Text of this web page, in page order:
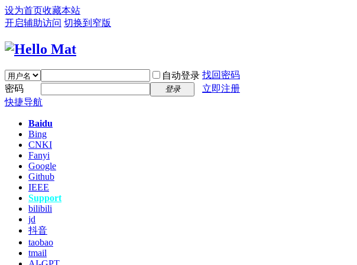
设为首页收藏本站
开启辅助访问 切换到窄版
自动登录 找回密码
密码
登录
立即注册
快捷导航
Baidu
Bing
CNKI
Fanyi
Google
Github
IEEE
Support
bilibili
jd
抖音
taobao
tmail